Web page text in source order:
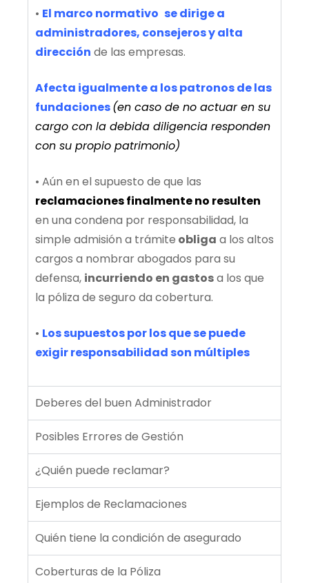
• El marco normativo se dirige a
administradores, consejeros y alta
dirección de las empresas.
Afecta igualmente a los patronos de las
fundaciones(en caso de no actuar en su
cargo con la debida diligencia responden
con su propio patrimonio)
• Aún en el supuesto de que las
reclamaciones finalmente no resulten
en una condena por responsabilidad, la
simple admisión a trámite obliga a los altos
cargos a nombrar abogados para su
defensa, incurriendo en gastosa los que
la póliza de seguro da cobertura.
• Los supuestos por los que se puede
exigir responsabilidad son múltiples
Deberes del buen Administrador
Posibles Errores de Gestión
¿Quién puede reclamar?
Ejemplos de Reclamaciones
Quién tiene la condición de asegurado
Coberturas de la Póliza